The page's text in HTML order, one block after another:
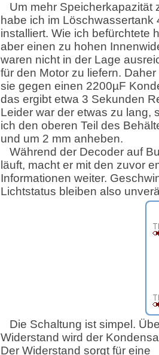
Um mehr Speicherkapazität
habe ich im Löschwassertank
installiert. Wie ich befürchtete
aber einen zu hohen
waren nicht in der Lage
für den Motor zu liefern.
sie gegen einen 2200µF
das ergibt etwa 3 Sekunden
Leider war der etwas zu lang,
ich den oberen Teil des
und um 2 mm anheben.
Während der Decoder auf
läuft, macht er mit den zuvor
Informationen weiter.
Lichtstatus bleiben also
Die Schaltung ist simpel.
Widerstand wird der
Der Widerstand sorgt für eine